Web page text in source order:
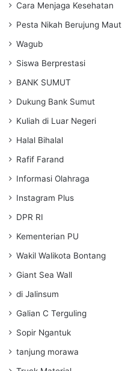
Cara Menjaga Kesehatan
Pesta Nikah Berujung Maut
Wagub
Siswa Berprestasi
BANK SUMUT
Dukung Bank Sumut
Kuliah di Luar Negeri
Halal Bihalal
Rafif Farand
Informasi Olahraga
Instagram Plus
DPR RI
Kementerian PU
Wakil Walikota Bontang
Giant Sea Wall
di Jalinsum
Galian C Terguling
Sopir Ngantuk
tanjung morawa